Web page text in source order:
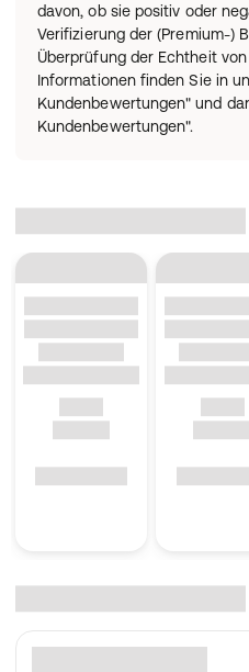
davon, ob sie positiv oder
Verifizierung der (Premium-)
Überprüfung der Echtheit
Informationen finden Sie in
Kundenbewertungen" und
Kundenbewertungen".